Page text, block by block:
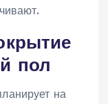
пол
на